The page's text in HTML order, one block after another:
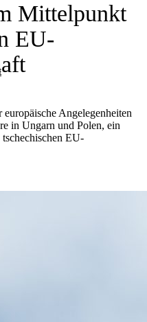
Mittelpunkt
EU-
Angelegenheiten
in Ungarn und Polen, ein
EU-